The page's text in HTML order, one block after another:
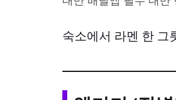
숙소에서 라멘 한 그